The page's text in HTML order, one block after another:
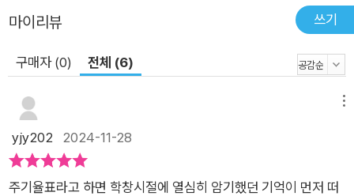
근 짚어 본다. 이렇게 원소에 대해 살펴보다 보면 세상의 여러 가
게 살아가고 있는지도 다채롭게 이야기해 볼 수 있다. 그런 만큼
익숙하지 않은 원소, 들어 본 적 없는 원소에 관하여 살펴보는 일
은 평소에 접할 일이 없던 사람들의 사연, 관심 없던 분야의 이야
기들을 알아볼 기회가 된다. 스칸듐이 그저 낯선 원소 이름으로
머무는 것이 아니라, 세상에는 스칸듐을 사용해 만든 물체를 타고
하늘로 날아올라 목숨 건 임무를 수행하는 사람도 있다는 사실을
마이리뷰 쓰기
구매자 (0) 전체 (6)
yjy202 2024-11-28
주기율표라고 하면 학창시절에 열심히 암기했던 기억이 먼저 떠